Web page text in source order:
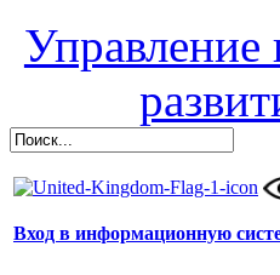
Вход в информационную